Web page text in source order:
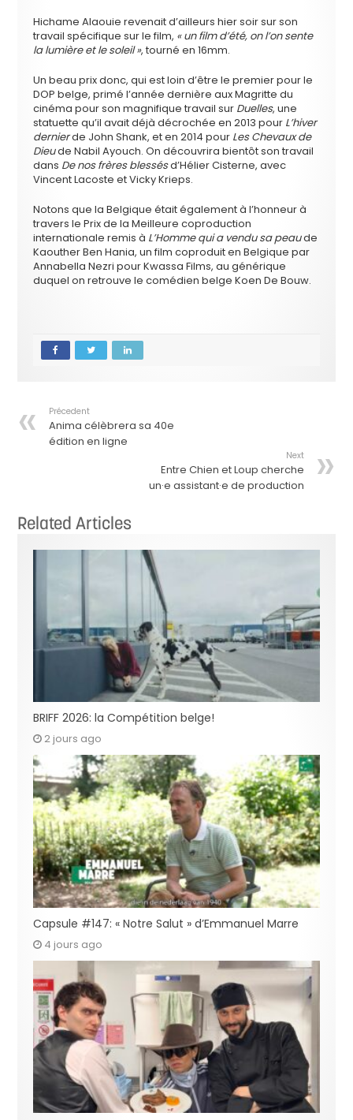
Hichame Alaouie revenait d’ailleurs hier soir sur son
travail spécifique sur le film, « un film d’été, on l’on sente
la lumière et le soleil », tourné en 16mm.
Un beau prix donc, qui est loin d’être le premier pour le
DOP belge, primé l’année dernière aux Magritte du
cinéma pour son magnifique travail sur Duelles, une
statuette qu’il avait déjà décrochée en 2013 pour L’hiver
dernierde John Shank, et en 2014 pour Les Chevaux de
Dieude Nabil Ayouch. On découvrira bientôt son travail
dans De nos frères blessésd’Hélier Cisterne, avec
Vincent Lacoste et Vicky Krieps.
Notons que la Belgique était également à l’honneur à
travers le Prix de la Meilleure coproduction
internationale remis à L’Homme qui a vendu sa peaude
Kaouther Ben Hania, un film coproduit en Belgique par
Annabella Nezri pour Kwassa Films, au générique
duquel on retrouve le comédien belge Koen De Bouw.
Précedent
Anima célèbrera sa 40e
édition en ligne
Next
Entre Chien et Loup cherche
un·e assistant·e de production
Related Articles
BRIFF 2026: la Compétition belge!
2 jours ago
Capsule #147: « Notre Salut » d’Emmanuel Marre
4 jours ago